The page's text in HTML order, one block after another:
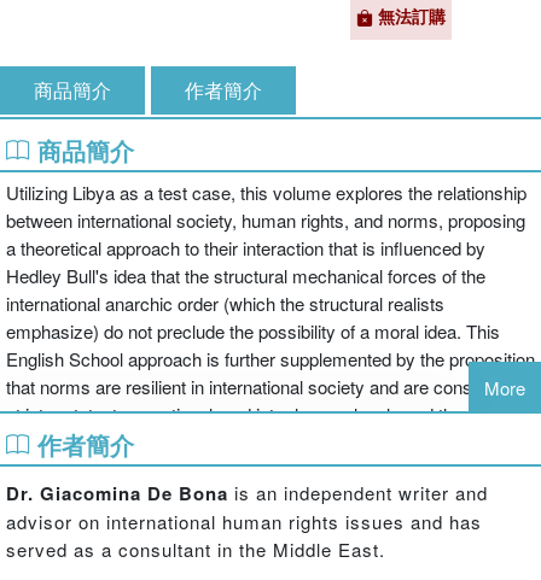
無法訂購
商品簡介 作者簡介
商品簡介
Utilizing Libya as a test case, this volume explores the relationship
between international society, human rights, and norms, proposing
a theoretical approach to their interaction that is influenced by
Hedley Bull's idea that the structural mechanical forces of the
international anarchic order (which the structural realists
emphasize) do not preclude the possibility of a moral idea. This
English School approach is further supplemented by the proposition
that norms are resilient in international society and are constituted
at inter-state, transnational, and inter-human levels and through the
interaction between those levels. The discussion of Libya covers
the period from when Muammar Gaddafi came to power in 1969 to
the 1980s, when the regime's human rights agenda centered on
rights to self-determination, development, education, and health and
housing; the period 1986-1992, as the decline and eventual
More
作者簡介
Dr. Giacomina De Bona is an independent writer and
advisor on international human rights issues and has
served as a consultant in the Middle East.